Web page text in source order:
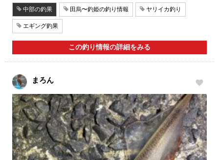
中部の釣果 田烏〜釣姫の釣り情報 ヤリイカ釣り
エギング釣果
この釣り情報の詳細をみる
まろん